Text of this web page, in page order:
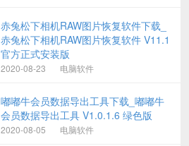
赤兔松下相机RAW图片恢复软件下载_
赤兔松下相机RAW图片恢复软件 V11.1
官方正式安装版
2020-08-23 电脑软件
嘟嘟牛会员数据导出工具下载_嘟嘟牛
会员数据导出工具 V1.0.1.6 绿色版
2020-08-05 电脑软件